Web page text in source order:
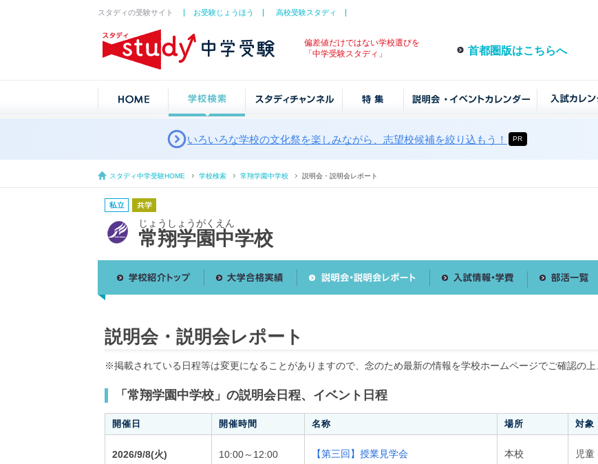
スタディの受験サイト お受験じょうほう 高校受験スタディ
偏差値だけではない学校選びを
「中学受験スタディ」
首都圏版はこちらへ
いろいろな学校の文化祭を楽しみながら、志望校候補を絞り込もう！ PR
スタディ中学受験HOME 学校検索 常翔学園中学校 説明会・説明会レポート
じょうしょうがくえん
常翔学園中学校
説明会・説明会レポート
※掲載されている日程等は変更になることがありますので、念のため最新の情報を学校ホームページでご確認の上
「常翔学園中学校」の説明会日程、イベント日程
開催日 開催時間 名称 場所 対象
2026/9/8(火) 10:00～12:00 【第三回】授業見学会 本校 児童